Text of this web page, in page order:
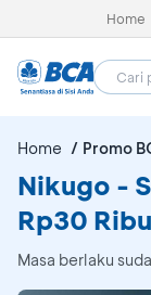
Home
Home Promo
Nikugo -
Rp30 Ribu
Masa berlaku